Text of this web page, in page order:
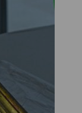
Ziele
Jh.
für Erwachsene
für Kitas